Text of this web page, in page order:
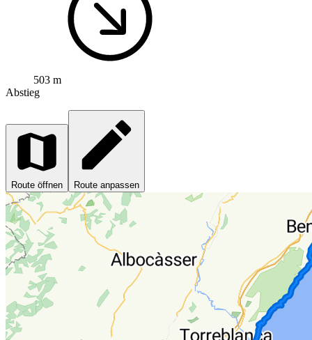
503 m
Abstieg
Route öffnen Route anpassen